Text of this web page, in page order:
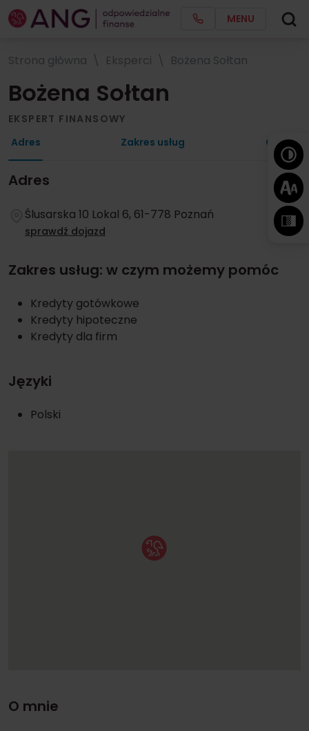
MENU
Strona główna Eksperci Bożena Sołtan
Bożena Sołtan
EKSPERT FINANSOWY
Adres
Zakres usług Opinie
Adres
Ślusarska 10 Lokal 6, 61-778 Poznań
sprawdź dojazd
Zakres usług: w czym możemy pomóc
Kredyty gotówkowe
Kredyty hipoteczne
Kredyty dla firm
Języki
Polski
O mnie